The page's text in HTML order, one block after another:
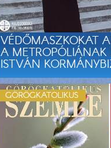
VÉDŐMASZKOKAT
A METROPÓLIÁNAK
ISTVÁN
GÖRÖGKATOLIKUS